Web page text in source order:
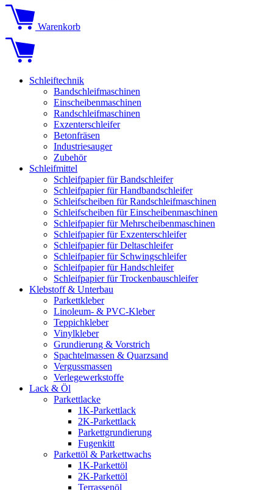
Warenkorb
Schleiftechnik
Bandschleifmaschinen
Einscheibenmaschinen
Randschleifmaschinen
Exzenterschleifer
Betonfräsen
Industriesauger
Zubehör
Schleifmittel
Schleifpapier für Bandschleifer
Schleifpapier für Handbandschleifer
Schleifscheiben für Randschleifmaschinen
Schleifscheiben für Einscheibenmaschinen
Schleifpapier für Mehrscheibenmaschinen
Schleifpapier für Exzenterschleifer
Schleifpapier für Deltaschleifer
Schleifpapier für Schwingschleifer
Schleifpapier für Handschleifer
Schleifpapier für Trockenbauschleifer
Klebstoff & Unterbau
Parkettkleber
Linoleum- & PVC-Kleber
Teppichkleber
Vinylkleber
Grundierung & Vorstrich
Spachtelmassen & Quarzsand
Vergussmassen
Verlegewerkstoffe
Lack & Öl
Parkettlacke
1K-Parkettlack
2K-Parkettlack
Parkettgrundierung
Fugenkitt
Parkettöl & Parkettwachs
1K-Parkettöl
2K-Parkettöl
Terrassenöl